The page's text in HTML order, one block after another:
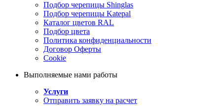
Подбор черепицы Shinglas
Подбор черепицы Katepal
Каталог цветов RAL
Подбор цвета
Политика конфиденциальности
Договор Оферты
Cookie
Выполняемые нами работы
Услуги
Отправить заявку на расчет